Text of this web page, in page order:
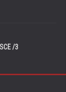
/3